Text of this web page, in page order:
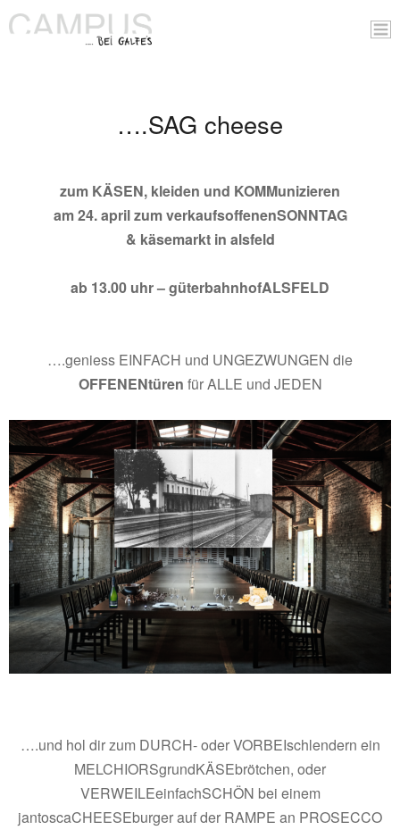
….SAG cheese
zum KÄSEN, kleiden und KOMMunizieren
am 24. april zum verkaufsoffenenSONNTAG
& käsemarkt in alsfeld
ab 13.00 uhr – güterbahnhofALSFELD
….geniess EINFACH und UNGEZWUNGEN die
OFFENENtüren für ALLE und JEDEN
….und hol dir zum DURCH- oder VORBEIschlendern ein
MELCHIORSgrundKÄSEbrötchen, oder
VERWEILEeinfachSCHÖN bei einem
jantoscaCHEESEburger auf der RAMPE an PROSECCO